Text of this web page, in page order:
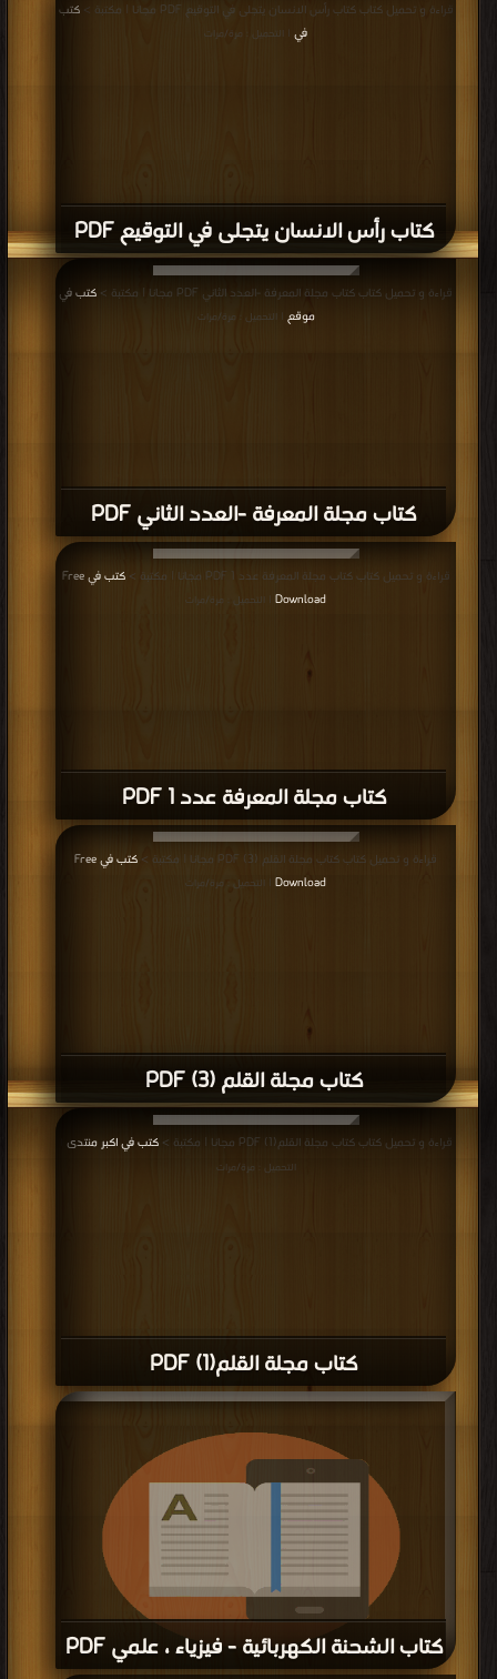
كتاب رأس الانسان يتجلى في التوقيع PDF
قراءة و تحميل كتاب كتاب رأس الانسان يتجلى في التوقيع PDF مجانا | مكتبة >
كتب
في
| التحميل : مرة/مرات
كتاب مجلة المعرفة -العدد الثاني PDF
قراءة و تحميل كتاب كتاب مجلة المعرفة -العدد الثاني PDF مجانا | مكتبة >
كتب في
موقع
| التحميل : مرة/مرات
كتاب مجلة المعرفة عدد 1 PDF
قراءة و تحميل كتاب كتاب مجلة المعرفة عدد 1 PDF مجانا | مكتبة >
كتب في Free
Download | التحميل : مرة/مرات
كتاب مجلة القلم (3) PDF
قراءة و تحميل كتاب كتاب مجلة القلم (3) PDF مجانا | مكتبة >
كتب في Free
Download | التحميل : مرة/مرات
كتاب مجلة القلم(1) PDF
قراءة و تحميل كتاب كتاب مجلة القلم(1) PDF مجانا | مكتبة > كتب في اكبر منتدى
التحميل : مرة/مرات
كتاب الشحنة الكهربائية - فيزياء ، علمي PDF